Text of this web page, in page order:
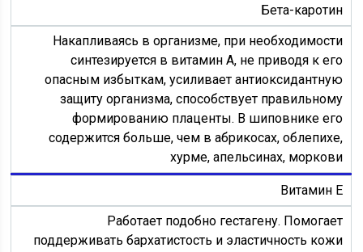
Бета-каротин
Накапливаясь в организме, при необходимости
синтезируется в витамин А, не приводя к его
опасным избыткам, усиливает антиоксидантную
защиту организма, способствует правильному
формированию плаценты. В шиповнике его
содержится больше, чем в абрикосах, облепихе,
хурме, апельсинах, моркови
Витамин Е
Работает подобно гестагену. Помогает
поддерживать бархатистость и эластичность кожи